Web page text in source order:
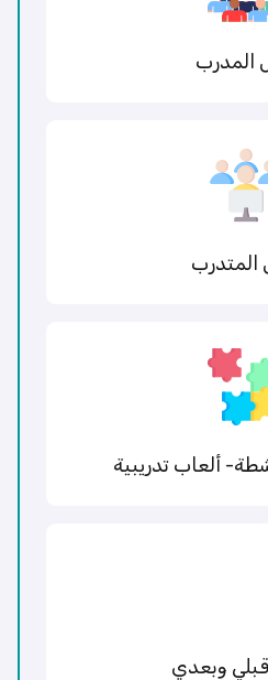
المدرب
المتدرب
ألعاب تدريبية
قبلي وبعدي